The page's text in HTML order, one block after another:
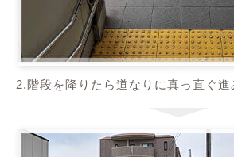
2.階段を降りたら道なりに真っ直ぐ進